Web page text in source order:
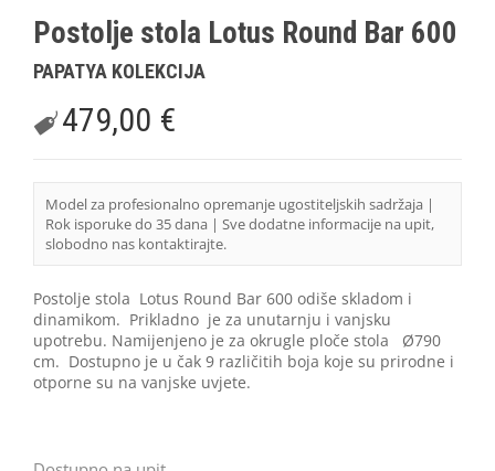
Postolje stola Lotus Round Bar 600
PAPATYA KOLEKCIJA
479,00 €
Model za profesionalno opremanje ugostiteljskih sadržaja |
Rok isporuke do 35 dana | Sve dodatne informacije na upit,
slobodno nas kontaktirajte.
Postolje stola Lotus Round Bar 600 odiše skladom i
dinamikom. Prikladno je za unutarnju i vanjsku
upotrebu. Namijenjeno je za okrugle ploče stola Ø790
cm. Dostupno je u čak 9 različitih boja koje su prirodne i
otporne su na vanjske uvjete.